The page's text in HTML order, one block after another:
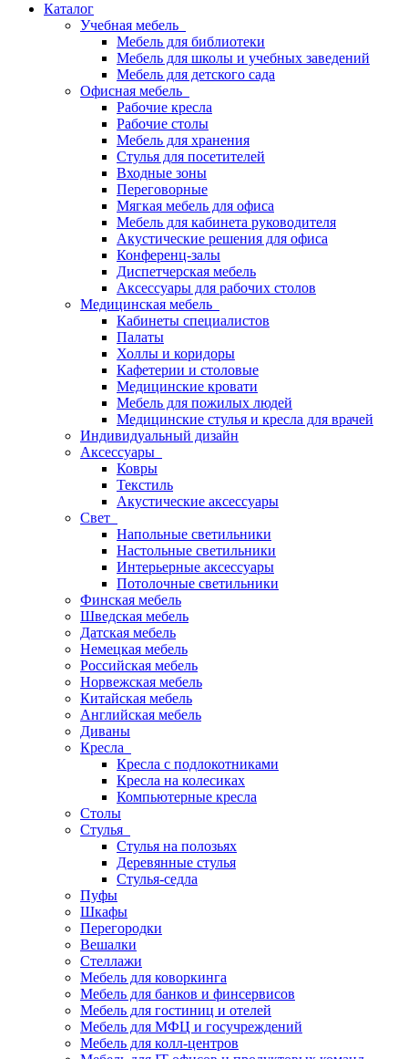
Каталог
Учебная мебель
Мебель для библиотеки
Мебель для школы и учебных заведений
Мебель для детского сада
Офисная мебель
Рабочие кресла
Рабочие столы
Мебель для хранения
Стулья для посетителей
Входные зоны
Переговорные
Мягкая мебель для офиса
Мебель для кабинета руководителя
Акустические решения для офиса
Конференц-залы
Диспетчерская мебель
Аксессуары для рабочих столов
Медицинская мебель
Кабинеты специалистов
Палаты
Холлы и коридоры
Кафетерии и столовые
Медицинские кровати
Мебель для пожилых людей
Медицинские стулья и кресла для врачей
Индивидуальный дизайн
Аксессуары
Ковры
Текстиль
Акустические аксессуары
Свет
Напольные светильники
Настольные светильники
Интерьерные аксессуары
Потолочные светильники
Финская мебель
Шведская мебель
Датская мебель
Немецкая мебель
Российская мебель
Норвежская мебель
Китайская мебель
Английская мебель
Диваны
Кресла
Кресла с подлокотниками
Кресла на колесиках
Компьютерные кресла
Столы
Стулья
Стулья на полозьях
Деревянные стулья
Стулья-седла
Пуфы
Шкафы
Перегородки
Вешалки
Стеллажи
Мебель для коворкинга
Мебель для банков и финсервисов
Мебель для гостиниц и отелей
Мебель для МФЦ и госучреждений
Мебель для колл-центров